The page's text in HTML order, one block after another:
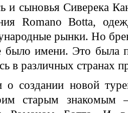
и сыновья Сиверека
Romano Botta,
рынки. Но
имени. Это была
в различных странах
создании новой
старым знакомым